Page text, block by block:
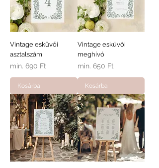
Vintage esküvői
asztalszám
min. 690 Ft
Akciós ár
Kosárba
Vintage esküvői
meghívó
min. 650 Ft
Akciós ár
Kosárba